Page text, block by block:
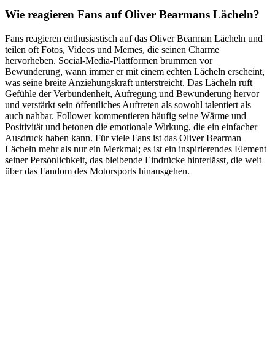
Wie reagieren Fans auf Oliver Bearmans Lächeln?
Fans reagieren enthusiastisch auf das Oliver Bearman Lächeln und
teilen oft Fotos, Videos und Memes, die seinen Charme
hervorheben. Social-Media-Plattformen brummen vor
Bewunderung, wann immer er mit einem echten Lächeln erscheint,
was seine breite Anziehungskraft unterstreicht. Das Lächeln ruft
Gefühle der Verbundenheit, Aufregung und Bewunderung hervor
und verstärkt sein öffentliches Auftreten als sowohl talentiert als
auch nahbar. Follower kommentieren häufig seine Wärme und
Positivität und betonen die emotionale Wirkung, die ein einfacher
Ausdruck haben kann. Für viele Fans ist das Oliver Bearman
Lächeln mehr als nur ein Merkmal; es ist ein inspirierendes Element
seiner Persönlichkeit, das bleibende Eindrücke hinterlässt, die weit
über das Fandom des Motorsports hinausgehen.